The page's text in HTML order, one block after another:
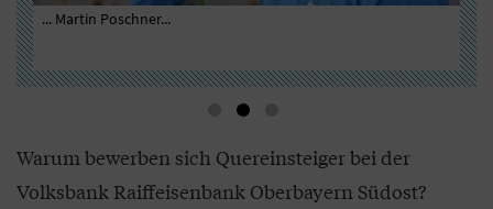
... Martin Poschner...
...
Warum bewerben sich Quereinsteiger bei der
Volksbank Raiffeisenbank Oberbayern Südost?